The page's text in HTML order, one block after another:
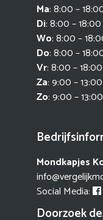
Ma: 8:00 –
Di: 8:00 – 18:00
Wo: 8:00 –
Do: 8:00 –
Vr: 8:00 – 18:00
Za: 9:00 – 13:00
Zo: 9:00 – 13:00
Mondkapjes
Social Media:
Doorzoek